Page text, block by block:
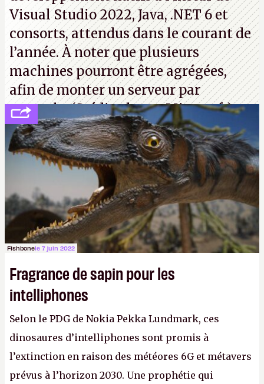
Visual Studio 2022, Java, .NET 6 et
consorts, attendus dans le courant de
l’année. À noter que plusieurs
machines pourront être agrégées,
afin de monter un serveur par
exemple. (Crédit photo : Microsoft)
Fishbonele 7 juin 2022
Fragrance de sapin pour les
intelliphones
Selon le PDG de Nokia Pekka Lundmark, ces
dinosaures d’intelliphones sont promis à
l’extinction en raison des météores 6G et métavers
prévus à l’horizon 2030. Une prophétie qui